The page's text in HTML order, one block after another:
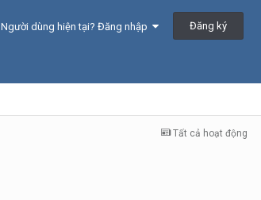
Người dùng hiện tại? Đăng nhập Đăng ký
Tất cả hoạt động